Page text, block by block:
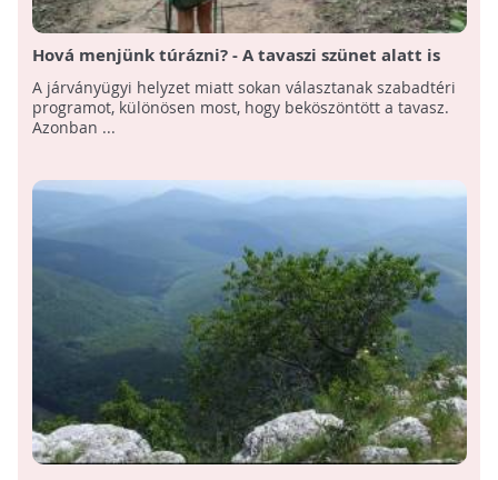
Hová menjünk túrázni? - A tavaszi szünet alatt is
nyitva tartanak a tanösvények és arborétumok
A járványügyi helyzet miatt sokan választanak szabadtéri
programot, különösen most, hogy beköszöntött a tavasz.
Azonban ...